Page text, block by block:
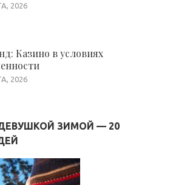
2026
Казино в условиях
2026
ЗИМОЙ — 20